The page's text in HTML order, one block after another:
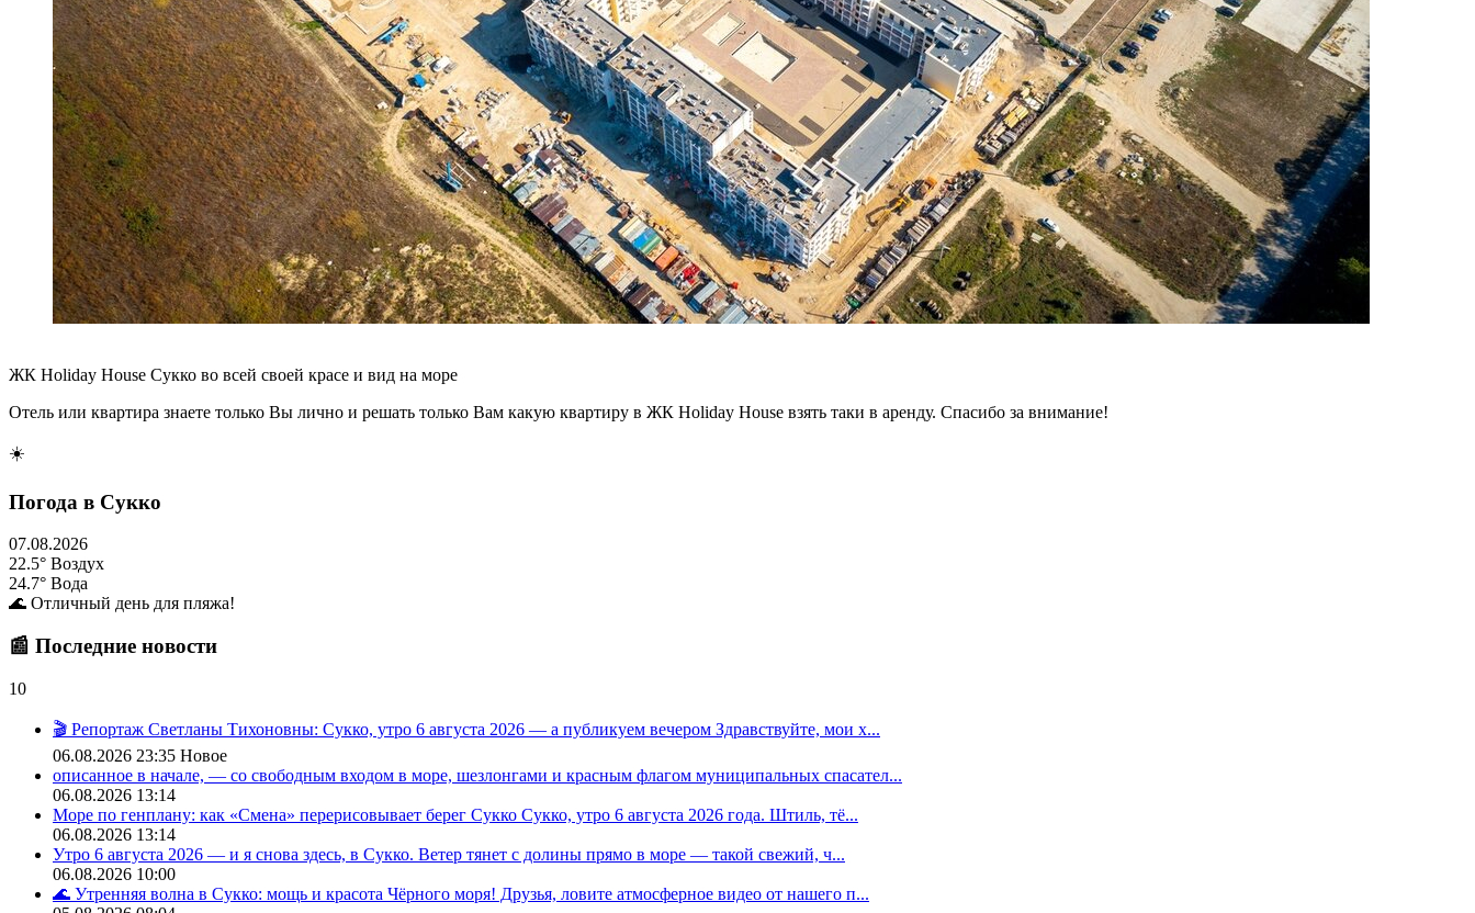
ЖК Holiday House Сукко во всей своей красе и вид на море
Отель или квартира знаете только Вы лично и решать только Вам какую квартиру в ЖК Holiday House взять таки в аренду. Спасибо за внимание!
☀️
Погода в Сукко
07.08.2026
22.5° Воздух
24.7° Вода
🌊 Отличный день для пляжа!
📰 Последние новости
10
🎬 Репортаж Светланы Тихоновны: Сукко, утро 6 августа 2026 — а публикуем вечером Здравствуйте, мои х...
06.08.2026 23:35 Новое
описанное в начале, — со свободным входом в море, шезлонгами и красным флагом муниципальных спасател...
06.08.2026 13:14
Море по генплану: как «Смена» перерисовывает берег Сукко Сукко, утро 6 августа 2026 года. Штиль, тё...
06.08.2026 13:14
Утро 6 августа 2026 — и я снова здесь, в Сукко. Ветер тянет с долины прямо в море — такой свежий, ч...
06.08.2026 10:00
🌊 Утренняя волна в Сукко: мощь и красота Чёрного моря! Друзья, ловите атмосферное видео от нашего п...